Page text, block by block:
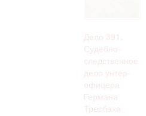
Дело 391.
Судебно-
следственное
дело унтер-
офицера
Германа
Тресбаха